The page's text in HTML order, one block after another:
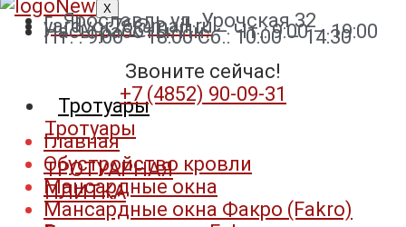
Тротуары
Тротуары
ТРОТУАРНАЯ
ПЛИТКА
X
г. Ярославль ул. Урочская 32
yardvor76@mail.ru
Часы работы: Пн. – Чт.: 9:00 – 19:00
Пт. : 9:00 – 18:00 Сб.: 10:00 – 14:30
Звоните сейчас!
+7 (4852) 90-09-31​
Главная
Обустройство кровли
Мансардные окна
Мансардные окна Факро (Fakro)